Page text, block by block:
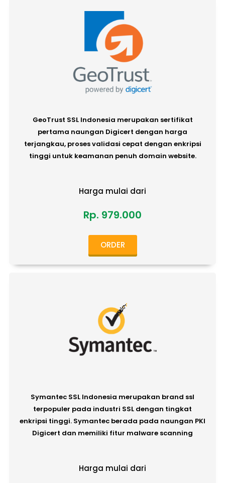
GeoTrust SSL Indonesia merupakan sertifikat
pertama naungan Digicert dengan harga
terjangkau, proses validasi cepat dengan enkripsi
tinggi untuk keamanan penuh domain website.
Harga mulai dari
Rp. 979.000
ORDER
Symantec SSL Indonesia merupakan brand ssl
terpopuler pada industri SSL dengan tingkat
enkripsi tinggi. Symantec berada pada naungan PKI
Digicert dan memiliki fitur malware scanning
Harga mulai dari